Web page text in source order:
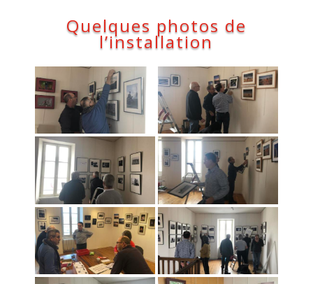
Quelques photos de
l’installation